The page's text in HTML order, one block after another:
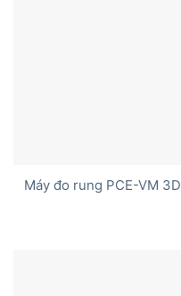
Máy đo rung PCE-VM 3D